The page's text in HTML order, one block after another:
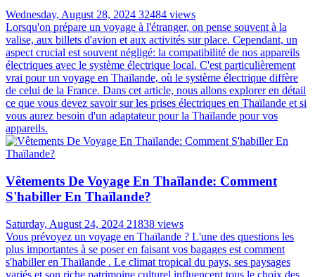
Wednesday, August 28, 2024 32484 views
Lorsqu'on prépare un voyage à l'étranger, on pense souvent à la
valise, aux billets d'avion et aux activités sur place. Cependant, un
aspect crucial est souvent négligé: la compatibilité de nos appareils
électriques avec le système électrique local. C'est particulièrement
vrai pour un voyage en Thaïlande, où le système électrique diffère
de celui de la France. Dans cet article, nous allons explorer en détail
ce que vous devez savoir sur les prises électriques en Thaïlande et si
vous aurez besoin d'un adaptateur pour la Thaïlande pour vos
appareils.
Vêtements De Voyage En Thaïlande: Comment
S'habiller En Thaïlande?
Saturday, August 24, 2024 21838 views
Vous prévoyez un voyage en Thaïlande ? L'une des questions les
plus importantes à se poser en faisant vos bagages est comment
s'habiller en Thaïlande . Le climat tropical du pays, ses paysages
variés et son riche patrimoine culturel influencent tous le choix des